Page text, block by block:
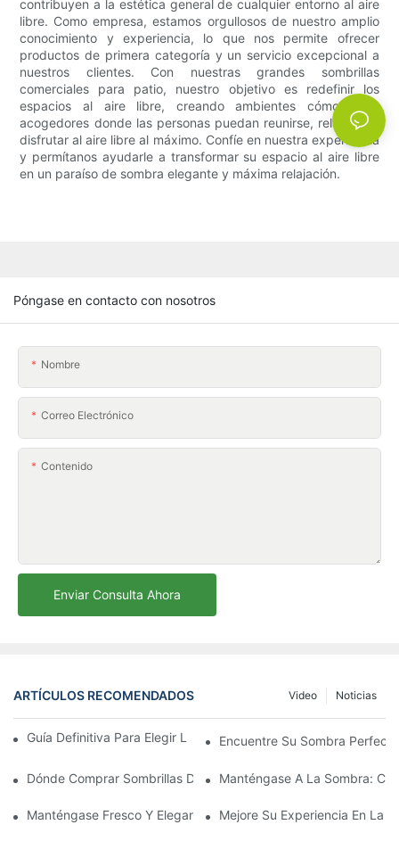
contribuyen a la estética general de cualquier entorno al aire
libre. Como empresa, estamos orgullosos de nuestro amplio
conocimiento y experiencia, lo que nos permite ofrecer
productos de primera categoría y un servicio excepcional a
nuestros clientes. Con nuestras grandes sombrillas
comerciales para patio, nuestro objetivo es redefinir los
espacios al aire libre, creando ambientes cómodos y
acogedores donde las personas puedan reunirse, relajarse y
disfrutar al aire libre al máximo. Confíe en nuestra experiencia
y permítanos ayudarle a transformar su espacio al aire libre
en un paraíso de sombra elegante y máxima relajación.
Póngase en contacto con nosotros
Nombre
Correo Electrónico
Contenido
Enviar Consulta Ahora
ARTÍCULOS RECOMENDADOS Noticias
Video
Guía Definitiva Para Elegir La Sombrilla De Playa Perfecta
Encuentre Su Sombra
Dónde Comprar Sombrillas De Playa: Las Mejores Tiendas
Manténgase A La Sombra:
Manténgase Fresco Y Elegante Con Las Mejores Sombrillas
Mejore Su Experiencia En La